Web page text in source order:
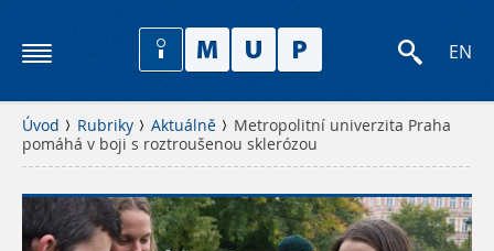
EN
Úvod Rubriky Aktuálně
Metropolitní univerzita Praha
pomáhá v boji s roztroušenou sklerózou